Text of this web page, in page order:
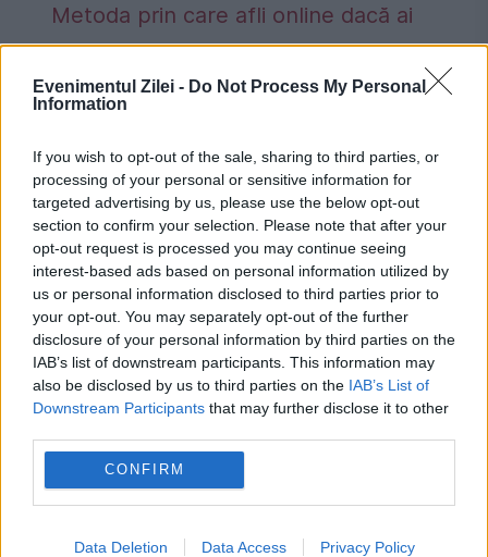
Evenimentul Zilei - Do Not Process My Personal
Information
If you wish to opt-out of the sale, sharing to third parties, or
processing of your personal or sensitive information for
targeted advertising by us, please use the below opt-out
section to confirm your selection. Please note that after your
opt-out request is processed you may continue seeing
interest-based ads based on personal information utilized by
us or personal information disclosed to third parties prior to
your opt-out. You may separately opt-out of the further
disclosure of your personal information by third parties on the
IAB’s list of downstream participants. This information may
also be disclosed by us to third parties on the IAB’s List of
Downstream Participants that may further disclose it to other
CONFIRM
Data Deletion Data Access Privacy Policy
Metoda prin care afli online dacă ai
restanțe la taxe și impozite
buzzfeed strategie washington